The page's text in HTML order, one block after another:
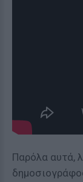
Παρόλα αυτά,